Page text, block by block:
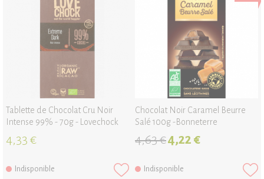
Tablette de Chocolat Cru Noir
Intense 99% - 70g - Lovechock
4,33 €
Indisponible
Chocolat Noir Caramel Beurre
Salé 100g -Bonneterre
4,63 €4,22 €
Indisponible